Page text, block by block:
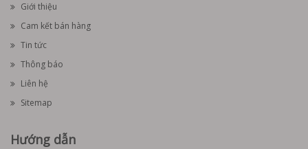
Giới thiệu
Cam kết bán hàng
Tin tức
Thông báo
Liên hệ
Sitemap
Hướng dẫn